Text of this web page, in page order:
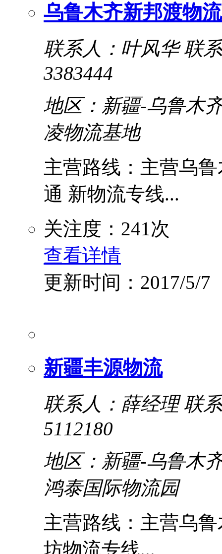
乌鲁木齐新邦渡物
联系人：叶风华 联
3383444
地区：新疆-乌鲁木
凌物流基地
主营路线：主营乌
通 新物流专线...
关注度：241次
查看详情
更新时间：2017/5/7
新疆丰源物流
联系人：薛经理 联
5112180
地区：新疆-乌鲁木
鸿泰国际物流园
主营路线：主营乌
坊物流专线...